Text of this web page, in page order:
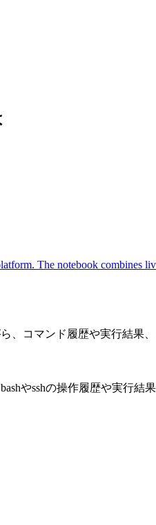
The notebook combines
、コマンド履歴や実行結果
やsshの操作履歴や実行結